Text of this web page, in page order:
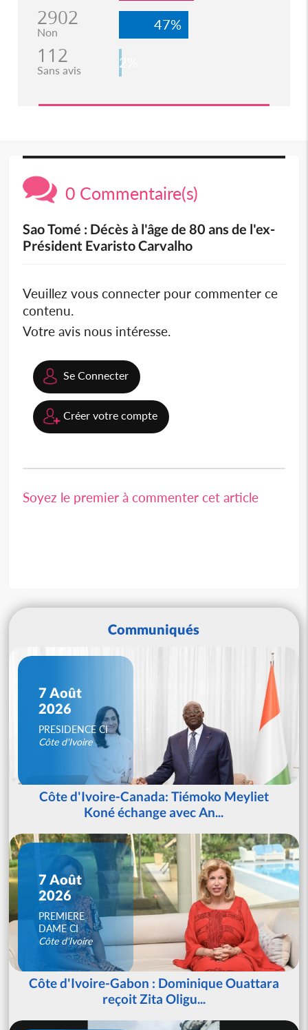
2902
Non 47%
112
Sans avis 2%
0 Commentaire(s)
Sao Tomé : Décès à l'âge de 80 ans de l'ex-
Président Evaristo Carvalho
Veuillez vous connecter pour commenter ce
contenu.
Votre avis nous intéresse.
Se Connecter
Créer votre compte
Soyez le premier à commenter cet article
Communiqués
7 Août
2026
PRESIDENCE CI
Côte d'Ivoire
Côte d'Ivoire-Canada: Tiémoko Meyliet
Koné échange avec An...
7 Août
2026
PREMIERE
DAME CI
Côte d'Ivoire
Côte d'Ivoire-Gabon : Dominique Ouattara
reçoit Zita Oligu...